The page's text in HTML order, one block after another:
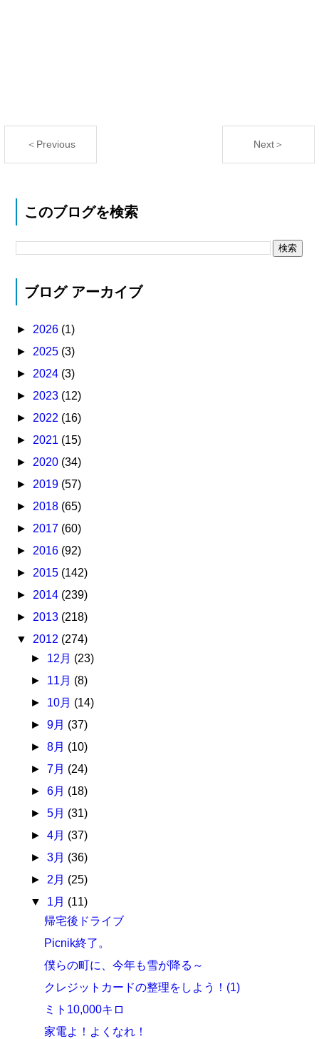
＜Previous Next＞
このブログを検索
ブログ アーカイブ
► 2026 (1)
► 2025 (3)
► 2024 (3)
► 2023 (12)
► 2022 (16)
► 2021 (15)
► 2020 (34)
► 2019 (57)
► 2018 (65)
► 2017 (60)
► 2016 (92)
► 2015 (142)
► 2014 (239)
► 2013 (218)
▼ 2012 (274)
► 12月 (23)
► 11月 (8)
► 10月 (14)
► 9月 (37)
► 8月 (10)
► 7月 (24)
► 6月 (18)
► 5月 (31)
► 4月 (37)
► 3月 (36)
► 2月 (25)
▼ 1月 (11)
帰宅後ドライブ
Picnik終了。
僕らの町に、今年も雪が降る～
クレジットカードの整理をしよう！(1)
ミト10,000キロ
家電よ！よくなれ！